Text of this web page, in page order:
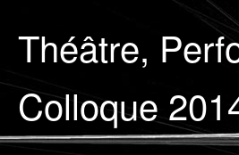
Théâtre,
Colloque